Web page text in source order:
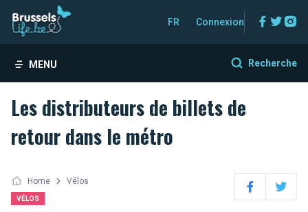
FR Connexion
MENU Recherche
Les distributeurs de billets de
retour dans le métro
Home Vélos
VÉLOS FacebookTwitter